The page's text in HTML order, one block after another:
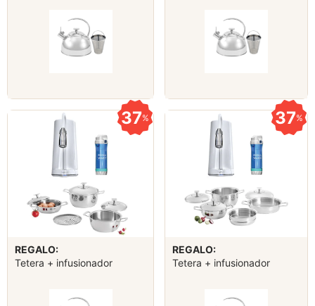
37%
REGALO:
Tetera + infusionador
37%
REGALO:
Tetera + infusionador